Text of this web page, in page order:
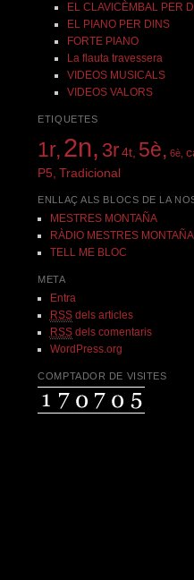
EL CLAVICÈMBAL PER
EL PIANO PER DINS
FORTE PIANO
La flauta travessera
VIDEOS MUSICALS
VIDEOS VALORS
ETIQUETES
1r,2n, 3r 4t, 5è, 6è,
P5, Tradicional
ENLLAÇ ALS BLOCS DE LA
MESTRES MONTAÑA
RÀDIO MESTRES MONTAÑA
TELL ME BLOC
META
Entra
RSSdels articles
RSSdels comentaris
WordPress.org
COMPTADOR DE VISITES